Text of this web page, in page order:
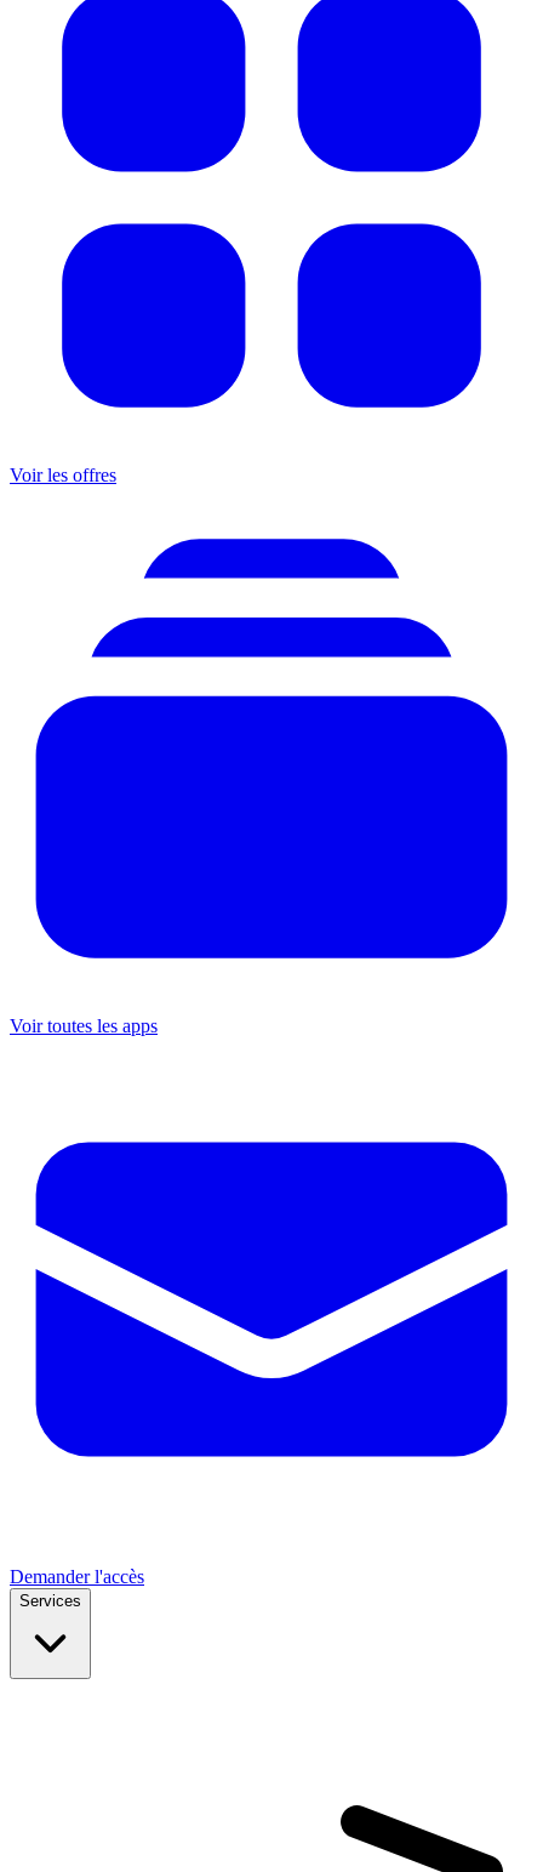
Voir les offres
Voir toutes les apps
Demander l'accès
Services